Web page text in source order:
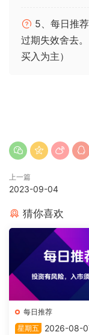
5、每日推
过期失效舍去
买入为主）
上一篇
2023-09-04
猜你喜欢
每日推荐
星期五
2026-08-